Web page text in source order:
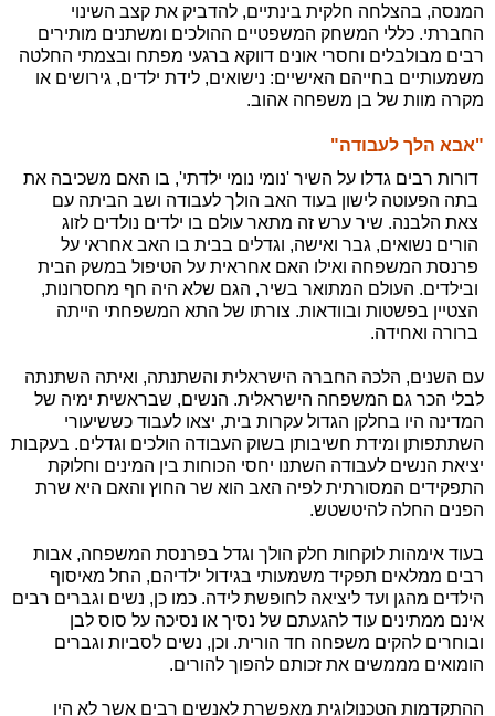
המנסה, בהצלחה חלקית בינתיים, להדביק את קצב השינוי
החברתי. כללי המשחק המשפטיים ההולכים ומשתנים מותירים
רבים מבולבלים וחסרי אונים דווקא ברגעי מפתח ובצמתי החלטה
משמעותיים בחייהם האישיים: נישואים, לידת ילדים, גירושים או
מקרה מוות של בן משפחה אהוב.
"אבא הלך לעבודה"
דורות רבים גדלו על השיר 'נומי נומי ילדתי', בו האם משכיבה את
בתה הפעוטה לישון בעוד האב הולך לעבודה ושב הביתה עם
צאת הלבנה. שיר ערש זה מתאר עולם בו ילדים נולדים לזוג
הורים נשואים, גבר ואישה, וגדלים בבית בו האב אחראי על
פרנסת המשפחה ואילו האם אחראית על הטיפול במשק הבית
ובילדים. העולם המתואר בשיר, הגם שלא היה חף מחסרונות,
הצטיין בפשטות ובוודאות. צורתו של התא המשפחתי הייתה
ברורה ואחידה.
עם השנים, הלכה החברה הישראלית והשתנתה, ואיתה השתנתה
לבלי הכר גם המשפחה הישראלית. הנשים, שבראשית ימיה של
המדינה היו בחלקן הגדול עקרות בית, יצאו לעבוד כששיעורי
השתתפותן ומידת חשיבותן בשוק העבודה הולכים וגדלים. בעקבות
יציאת הנשים לעבודה השתנו יחסי הכוחות בין המינים וחלוקת
התפקידים המסורתית לפיה האב הוא שר החוץ והאם היא שרת
הפנים החלה להיטשטש.
בעוד אימהות לוקחות חלק הולך וגדל בפרנסת המשפחה, אבות
רבים ממלאים תפקיד משמעותי בגידול ילדיהם, החל מאיסוף
הילדים מהגן ועד ליציאה לחופשת לידה. כמו כן, נשים וגברים רבים
אינם ממתינים עוד להגעתם של נסיך או נסיכה על סוס לבן
ובוחרים להקים משפחה חד הורית. וכן, נשים לסביות וגברים
הומואים מממשים את זכותם להפוך להורים.
ההתקדמות הטכנולוגית מאפשרת לאנשים רבים אשר לא היו